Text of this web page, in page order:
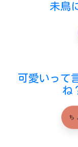
未鳥
可愛いって
ね
ち